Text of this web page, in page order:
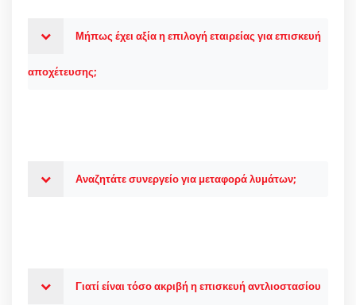
Μήπως έχει αξία η επιλογή εταιρείας για επισκευή
αποχέτευσης;
Αναζητάτε συνεργείο για μεταφορά λυμάτων;
Γιατί είναι τόσο ακριβή η επισκευή αντλιοστασίου